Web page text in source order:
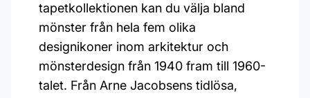
tapetkollektionen kan du välja bland
mönster från hela fem olika
designikoner inom arkitektur och
mönsterdesign från 1940 fram till 1960-
talet. Från Arne Jacobsens tidlösa,